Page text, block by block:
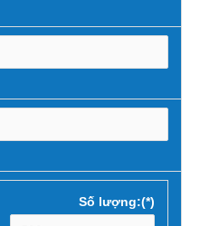
Số lượng:(*)